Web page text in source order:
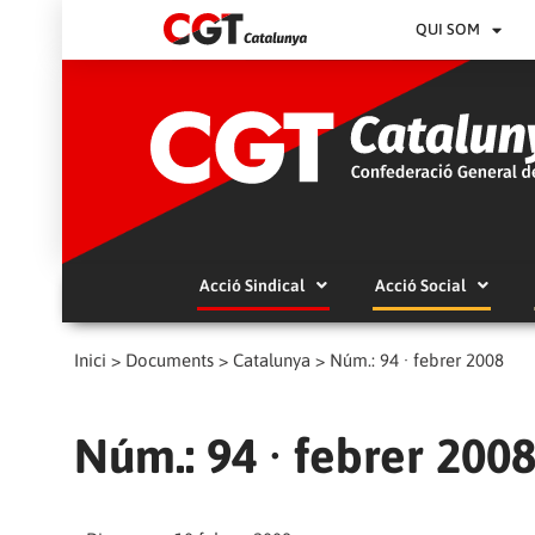
QUI SOM
Acció Sindical Acció Social
Inici > Documents > Catalunya > Núm.: 94 · febrer 2008
Núm.: 94 · febrer 2008